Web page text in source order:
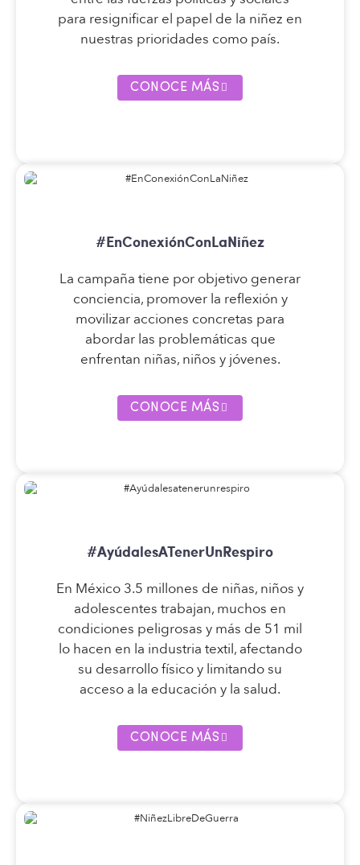
para resignificar el papel de la niñez en
nuestras prioridades como país.
CONOCE MÁS
#EnConexiónConLaNiñez
La campaña tiene por objetivo generar
conciencia, promover la reflexión y
movilizar acciones concretas para
abordar las problemáticas que
enfrentan niñas, niños y jóvenes.
CONOCE MÁS
#AyúdalesATenerUnRespiro
En México 3.5 millones de niñas, niños y
adolescentes trabajan, muchos en
condiciones peligrosas y más de 51 mil
lo hacen en la industria textil, afectando
su desarrollo físico y limitando su
acceso a la educación y la salud.
CONOCE MÁS